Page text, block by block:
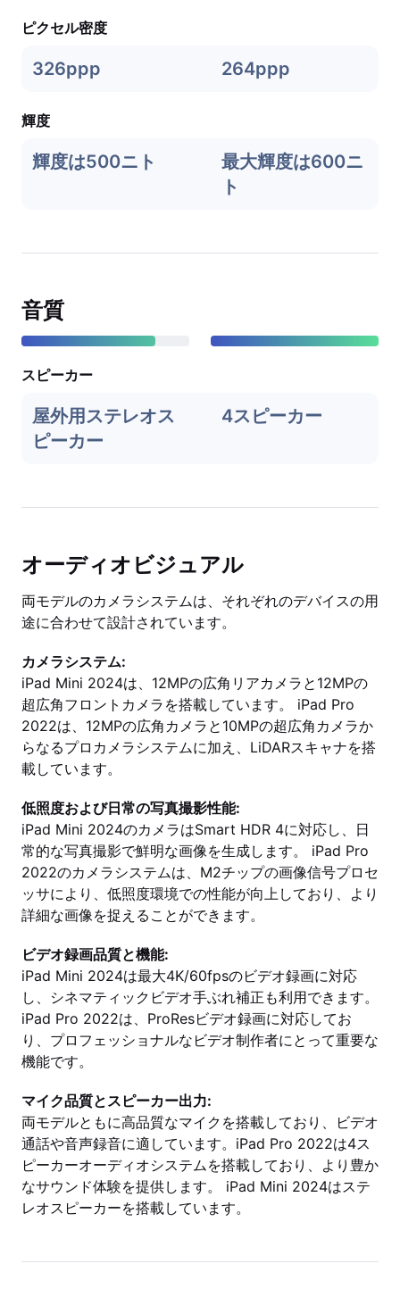
ピクセル密度
326ppp 264ppp
輝度
輝度は500ニト
最大輝度は600ニ
ト
音質
スピーカー
屋外用ステレオス
ピーカー
4スピーカー
オーディオビジュアル
両モデルのカメラシステムは、それぞれのデバイスの用
途に合わせて設計されています。
カメラシステム:
iPad Mini 2024は、12MPの広角リアカメラと12MPの
超広角フロントカメラを搭載しています。 iPad Pro
2022は、12MPの広角カメラと10MPの超広角カメラか
らなるプロカメラシステムに加え、LiDARスキャナを搭
載しています。
低照度および日常の写真撮影性能:
iPad Mini 2024のカメラはSmart HDR 4に対応し、日
常的な写真撮影で鮮明な画像を生成します。 iPad Pro
2022のカメラシステムは、M2チップの画像信号プロセ
ッサにより、低照度環境での性能が向上しており、より
詳細な画像を捉えることができます。
ビデオ録画品質と機能:
iPad Mini 2024は最大4K/60fpsのビデオ録画に対応
し、シネマティックビデオ手ぶれ補正も利用できます。
iPad Pro 2022は、ProResビデオ録画に対応してお
り、プロフェッショナルなビデオ制作者にとって重要な
機能です。
マイク品質とスピーカー出力:
両モデルともに高品質なマイクを搭載しており、ビデオ
通話や音声録音に適しています。iPad Pro 2022は4ス
ピーカーオーディオシステムを搭載しており、より豊か
なサウンド体験を提供します。 iPad Mini 2024はステ
レオスピーカーを搭載しています。